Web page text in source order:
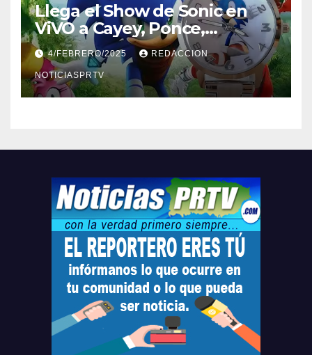
Llega el Show de Sonic en
ViVO a Cayey, Ponce,
Barceloneta y Humacao,
Relojes gratis para el que
compre ahora….
4/FEBRERO/2025 REDACCION
NOTICIASPRTV